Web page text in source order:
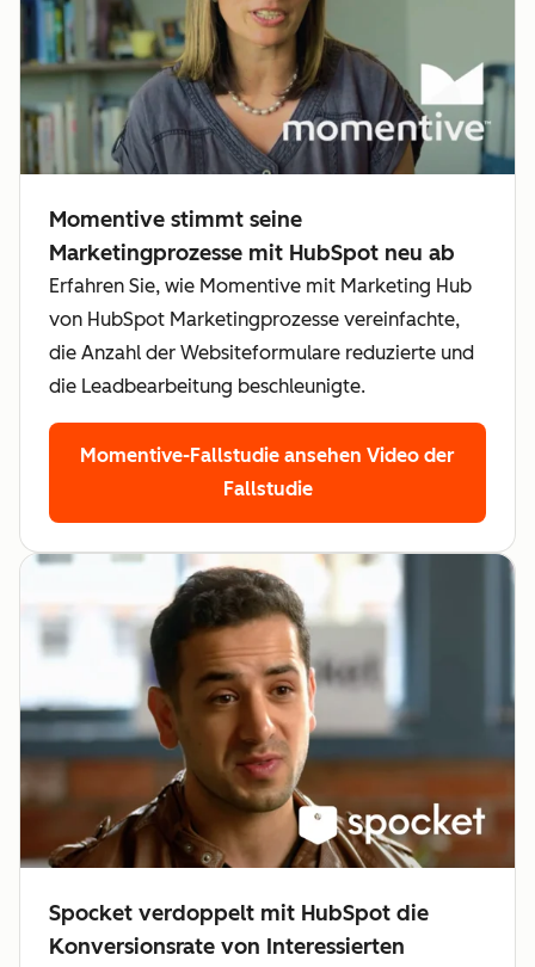
Momentive stimmt seine
Marketingprozesse mit HubSpot neu ab
Erfahren Sie, wie Momentive mit Marketing Hub
von HubSpot Marketingprozesse vereinfachte,
die Anzahl der Websiteformulare reduzierte und
die Leadbearbeitung beschleunigte.
Momentive-Fallstudie ansehen Video der
Fallstudie
Spocket verdoppelt mit HubSpot die
Konversionsrate von Interessierten